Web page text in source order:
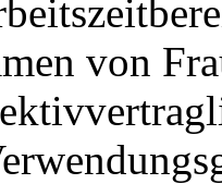
von